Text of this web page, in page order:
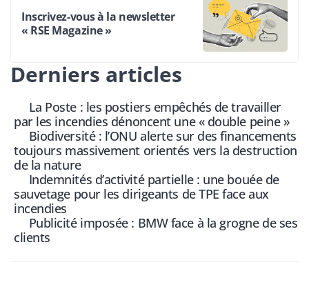
Inscrivez-vous à la newsletter
« RSE Magazine »
Derniers articles
La Poste : les postiers empêchés de travailler
par les incendies dénoncent une « double peine »
Biodiversité : l’ONU alerte sur des financements
toujours massivement orientés vers la destruction
de la nature
Indemnités d’activité partielle : une bouée de
sauvetage pour les dirigeants de TPE face aux
incendies
Publicité imposée : BMW face à la grogne de ses
clients